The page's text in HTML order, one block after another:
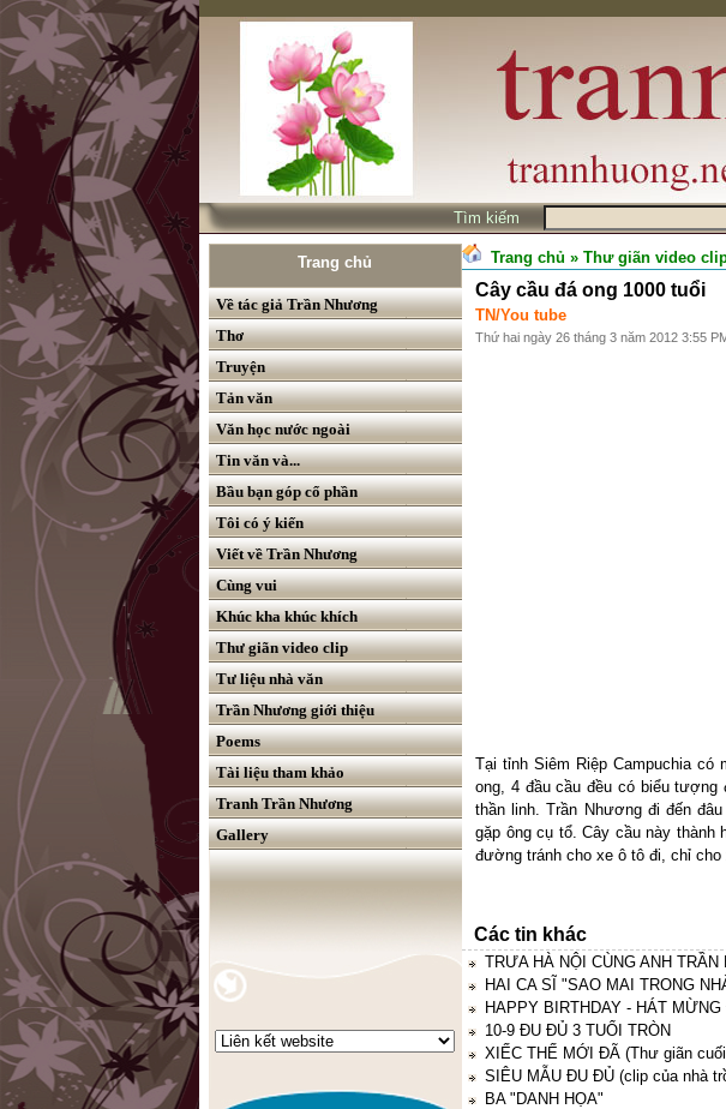
Tìm kiếm
Trang chủ
Về tác giả Trần Nhương
Thơ
Truyện
Tản văn
Văn học nước ngoài
Tin văn và...
Bầu bạn góp cổ phần
Tôi có ý kiến
Viết về Trần Nhương
Cùng vui
Khúc kha khúc khích
Thư giãn video clip
Tư liệu nhà văn
Trần Nhương giới thiệu
Poems
Tài liệu tham khảo
Tranh Trần Nhương
Gallery
Trang chủ » Thư giãn video
Cây cầu đá ong 1000 tuổi
TN/You tube
Thứ hai ngày 26 tháng 3 năm 2012 3:55
Tại tỉnh Siêm Riệp Campuchia
ong, 4 đầu cầu đều có biểu
thần linh. Trần Nhương đi đến
gặp ông cụ tổ. Cây cầu này thành
đường tránh cho xe ô tô đi, chỉ cho
Các tin khác
TRƯA HÀ NỘI CÙNG ANH
HAI CA SĨ "SAO MAI TRONG
HAPPY BIRTHDAY - HÁT
10-9 ĐU ĐỦ 3 TUỔI TRÒN
XIẾC THẾ MỚI ĐÃ (Thư giãn
SIÊU MẪU ĐU ĐỦ (clip của nhà
BA "DANH HỌA"